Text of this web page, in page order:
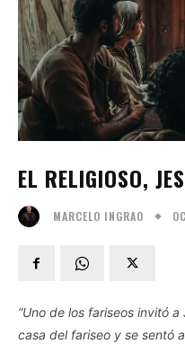
EL RELIGIOSO,
MARCELO INGRAO
“Uno de los fariseos invitó
casa del fariseo y se sentó